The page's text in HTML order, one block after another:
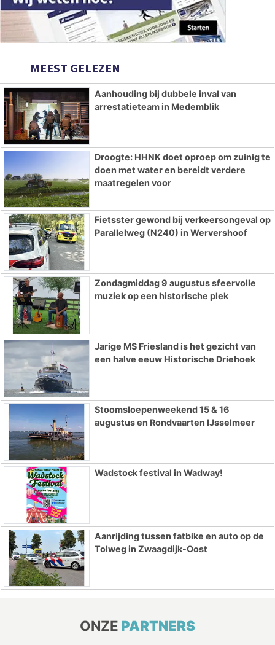
MEEST GELEZEN
Aanhouding bij dubbele inval van
arrestatieteam in Medemblik
Droogte: HHNK doet oproep om zuinig te
doen met water en bereidt verdere
maatregelen voor
Fietsster gewond bij verkeersongeval op
Parallelweg (N240) in Wervershoof
Zondagmiddag 9 augustus sfeervolle
muziek op een historische plek
Jarige MS Friesland is het gezicht van
een halve eeuw Historische Driehoek
Stoomsloepenweekend 15 & 16
augustus en Rondvaarten IJsselmeer
Wadstock festival in Wadway!
Aanrijding tussen fatbike en auto op de
Tolweg in Zwaagdijk-Oost
ONZE PARTNERS